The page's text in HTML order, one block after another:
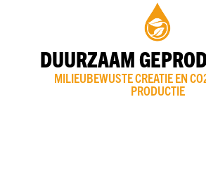
DUURZAAM
MILIEUBEWUSTE CREATIE EN
PRODUCTIE